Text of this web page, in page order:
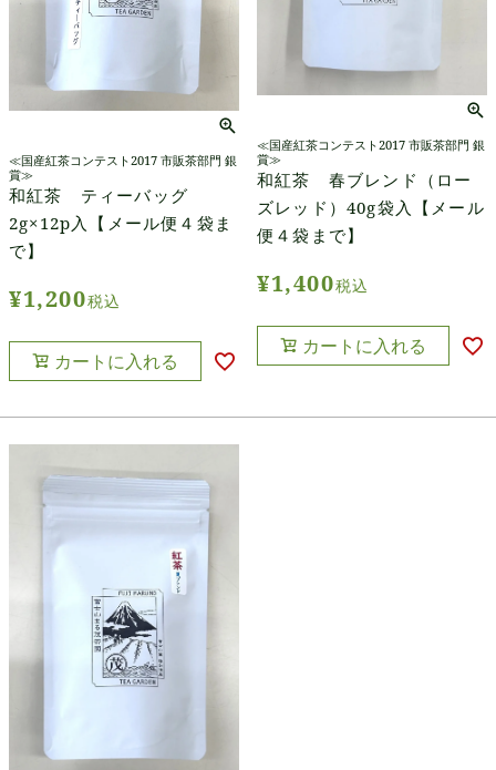
≪国産紅茶コンテスト2017 市販茶部門 銀
賞≫
和紅茶 ティーバッグ
2g×12p入【メール便４袋ま
で】
¥1,200税込
カートに入れる
≪国産紅茶コンテスト2017 市販茶部門 銀
賞≫
和紅茶 春ブレンド（ロー
ズレッド）40g袋入【メール
便４袋まで】
¥1,400税込
カートに入れる